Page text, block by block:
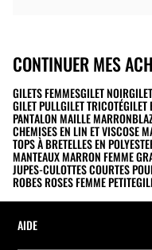
CONTINUER MES
GILETS FEMMESGILET NOIR
GILET PULLGILET TRICOTÉGILET
PANTALON MAILLE MARRON
CHEMISES EN LIN ET VISCOSE
TOPS À BRETELLES EN
MANTEAUX MARRON FEMME
JUPES-CULOTTES COURTES
ROBES ROSES FEMME PETITE
AIDE